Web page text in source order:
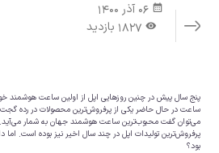
06 آذر 1400
پنج سال پیش در چنین روزهایی اپل از اولین ساعت هوشمند
ساعت در حال حاضر یکی از پرفروش‌ترین محصولات در رده
می‌توان گفت محبوب‌ترین ساعت هوشمند جهان به شمار
پرفروش‌ترین تولیدات اپل در چند سال اخیر نیز بوده است.
بود؟